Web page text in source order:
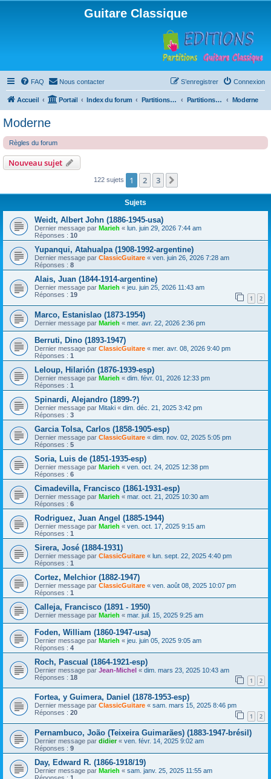
Guitare Classique
FAQ Nous contacter Connexion
S’enregistrer
Accueil Portail Index du forum Partitions pour guitare en libre téléchargement Partitions classées par compositeur Moderne
Moderne
Règles du forum
Nouveau sujet
122 sujets 1 2 3
Sujets
Weidt, Albert John (1886-1945-usa)
Dernier message par Marieh « lun. juin 29, 2026 7:44 am
Réponses : 10
Yupanqui, Atahualpa (1908-1992-argentine)
Dernier message par ClassicGuitare « ven. juin 26, 2026 7:28 am
Réponses : 8
Alais, Juan (1844-1914-argentine)
Dernier message par Marieh « jeu. juin 25, 2026 11:43 am
Réponses : 19 1 2
Marco, Estanislao (1873-1954)
Dernier message par Marieh « mer. avr. 22, 2026 2:36 pm
Berruti, Dino (1893-1947)
Dernier message par ClassicGuitare « mer. avr. 08, 2026 9:40 pm
Réponses : 1
Leloup, Hilarión (1876-1939-esp)
Dernier message par Marieh « dim. févr. 01, 2026 12:33 pm
Réponses : 1
Spinardi, Alejandro (1899-?)
Dernier message par Mitaki « dim. déc. 21, 2025 3:42 pm
Réponses : 3
Garcia Tolsa, Carlos (1858-1905-esp)
Dernier message par ClassicGuitare « dim. nov. 02, 2025 5:05 pm
Réponses : 5
Soria, Luis de (1851-1935-esp)
Dernier message par Marieh « ven. oct. 24, 2025 12:38 pm
Réponses : 6
Cimadevilla, Francisco (1861-1931-esp)
Dernier message par Marieh « mar. oct. 21, 2025 10:30 am
Réponses : 6
Rodriguez, Juan Angel (1885-1944)
Dernier message par Marieh « ven. oct. 17, 2025 9:15 am
Réponses : 1
Sirera, José (1884-1931)
Dernier message par ClassicGuitare « lun. sept. 22, 2025 4:40 pm
Réponses : 1
Cortez, Melchior (1882-1947)
Dernier message par ClassicGuitare « ven. août 08, 2025 10:07 pm
Réponses : 1
Calleja, Francisco (1891 - 1950)
Dernier message par Marieh « mar. juil. 15, 2025 9:25 am
Foden, William (1860-1947-usa)
Dernier message par Marieh « jeu. juin 05, 2025 9:05 am
Réponses : 4
Roch, Pascual (1864-1921-esp)
Dernier message par Jean-Michel « dim. mars 23, 2025 10:43 am
Réponses : 18 1 2
Fortea, y Guimera, Daniel (1878-1953-esp)
Dernier message par ClassicGuitare « sam. mars 15, 2025 8:46 pm
Réponses : 20 1 2
Pernambuco, João (Teixeira Guimarães) (1883-1947-brésil)
Dernier message par didier« ven. févr. 14, 2025 9:02 am
Réponses : 9
Day, Edward R. (1866-1918/19)
Dernier message par Marieh « sam. janv. 25, 2025 11:55 am